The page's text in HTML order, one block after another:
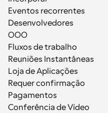
Eventos recorrentes
Desenvolvedores
OOO
Fluxos de trabalho
Reuniões Instantâneas
Loja de Aplicações
Requer confirmação
Pagamentos
Conferência de Vídeo